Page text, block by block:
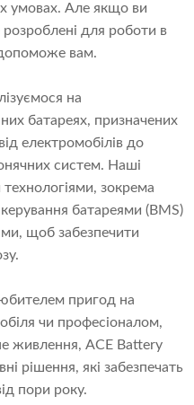
умовах. Але якщо ви
для роботи в
вам.
на
батареях, призначених
електромобілів до
систем. Наші
зокрема
батареями (BMS)
щоб забезпечити
пригод на
чи професіоналом,
живлення, ACE Battery
рішення, які забезпечать
пори року.